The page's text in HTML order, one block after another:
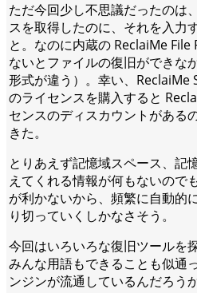
ただ今回少し不思議だったのは
スを取得したのに、それを入力
と。なのに内蔵の ReclaiMe
ないとファイルの復旧ができな
形式が違う）。幸い、
のライセンスを購入すると
センスのディスカウントがある
きた。
とりあえず記憶域スペース、記
えてくれる情報が何もないので
が利かないから、頻繁に自動的
り切っていくしかなさそう。
今回はいろいろな復旧ツールを
みんな用語もできることも似通
ンジンが流通しているんだろうか